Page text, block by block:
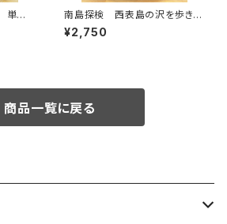
単独
南島探検 西表島の沢を歩きつ
くす
¥2,750
商品一覧に戻る